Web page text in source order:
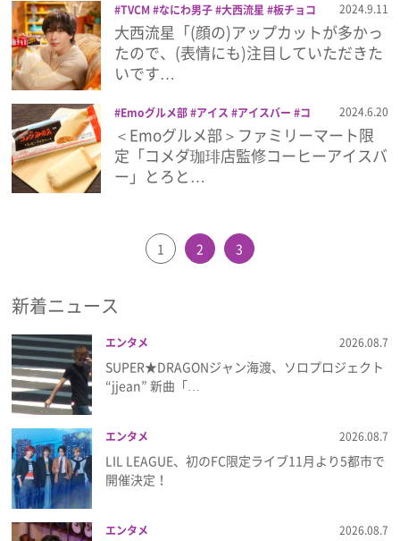
TVCM なにわ男子 大西流星 板チョコ
アイス 森永製菓
2024.9.11
大西流星「(顔の)アップカットが多かっ
たので、(表情にも)注目していただきた
いです…
Emoグルメ部 アイス アイスバー
コ
ーヒー コメダ珈琲店 ファミリーマート
森永製菓
2024.6.20
＜Emoグルメ部＞ファミリーマート限
定「コメダ珈琲店監修コーヒーアイスバ
ー」とろと…
1 2 3
新着ニュース
エンタメ 2026.08.7
SUPER★DRAGONジャン海渡、ソロプロジェクト
“jjean” 新曲「…
エンタメ 2026.08.7
LIL LEAGUE、初のFC限定ライブ11月より5都市で
開催決定！
エンタメ 2026.08.7